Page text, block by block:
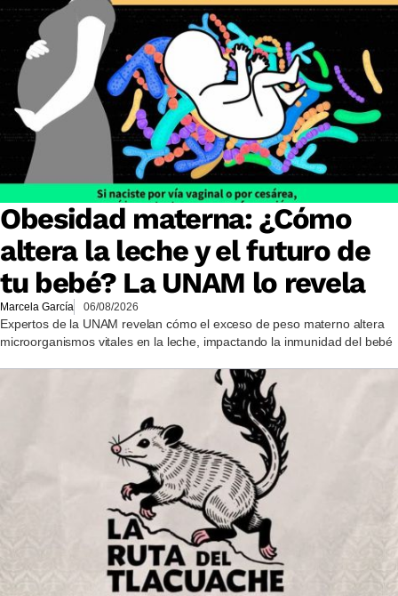
Obesidad materna: ¿Cómo
altera la leche y el futuro de
tu bebé? La UNAM lo revela
Marcela García 06/08/2026
Expertos de la UNAM revelan cómo el exceso de peso materno altera
microorganismos vitales en la leche, impactando la inmunidad del bebé